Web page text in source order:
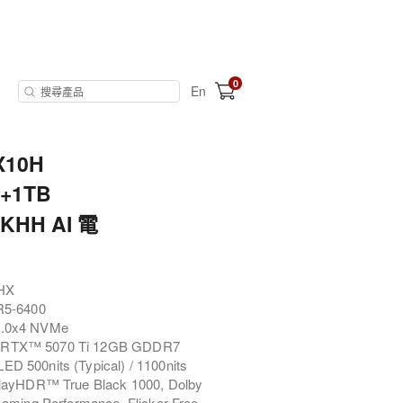
En 0
AI 電
6400
NVMe
5070 Ti 12GB GDDR7
500nits (Typical) / 1100nits
True Black 1000, Dolby